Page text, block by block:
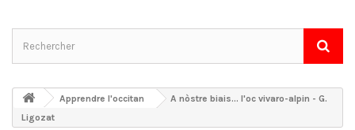
Apprendre l'occitan
A nòstre biais... l'oc vivaro-alpin - G.
Ligozat